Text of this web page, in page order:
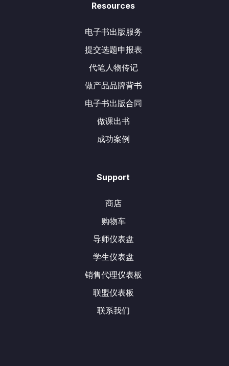
Resources
电子书出版服务
提交选题申报表
代笔人物传记
做产品品牌背书
电子书出版合同
做课出书
成功案例
Support
商店
购物车
导师仪表盘
学生仪表盘
销售代理仪表板
联盟仪表板
联系我们